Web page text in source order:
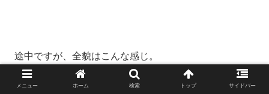
途中ですが、全貌はこんな感じ。
メニュー ホーム 検索 トップ サイドバー